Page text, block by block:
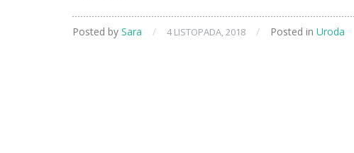
Posted by Sara / 4 LISTOPADA, 2018 / Posted in Uroda